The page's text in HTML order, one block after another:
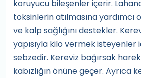
koruyucu bileşenler içerir.
toksinlerin atılmasına yardımcı
ve kalp sağlığını destekler.
yapısıyla kilo vermek
sebzedir. Kereviz bağırsak
kabızlığın önüne geçer. Ayrıca